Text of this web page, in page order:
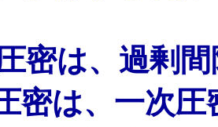
密は、過剰間
密は、一次